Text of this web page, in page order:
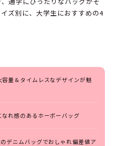
ズ別に、大学生におすすめの4
容量＆タイムレスなデザインが魅
なれ感のあるホーボーバッグ
デニムバッグでおしゃれ偏差値ア